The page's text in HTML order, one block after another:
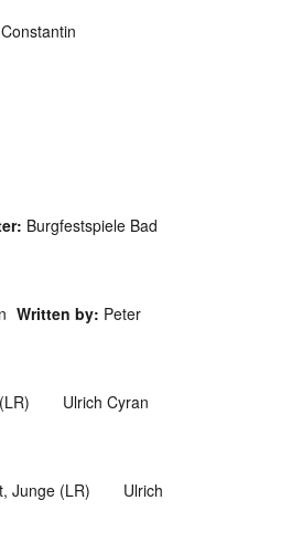
Constantin
Burgfestspiele Bad
Written by: Peter
Ulrich Cyran
Junge (LR)
Ulrich